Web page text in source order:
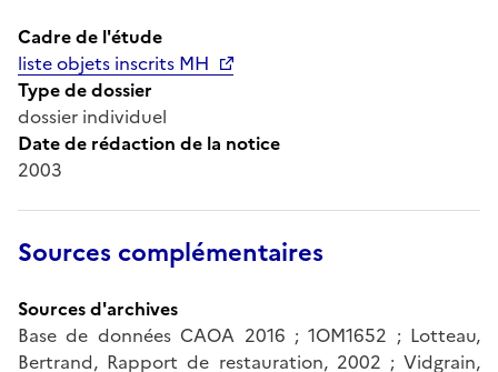
Cadre de l'étude
liste objets inscrits MH
Type de dossier
dossier individuel
Date de rédaction de la notice
2003
Sources complémentaires
Sources d'archives
Base de données CAOA 2016 ; 1OM1652 ; Lotteau,
Bertrand, Rapport de restauration, 2002 ; Vidgrain,